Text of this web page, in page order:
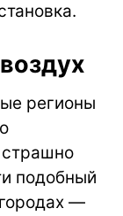
регионы
подобный
—